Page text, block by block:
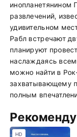
инопланетянином
развлечений,
удивительном
Рабл встречают
планируют
наслаждаясь
можно найти в
захватывающему
полным
HD